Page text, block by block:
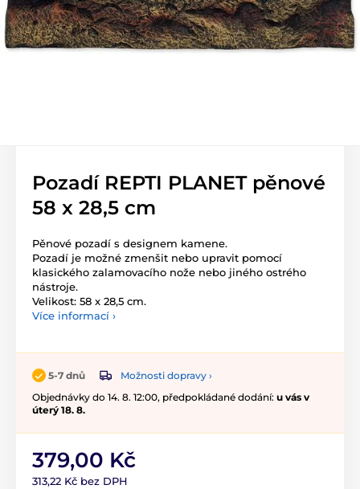
Pozadí REPTI PLANET pěnové
58 x 28,5 cm
Pěnové pozadí s designem kamene.
Pozadí je možné zmenšit nebo upravit pomocí
klasického zalamovacího nože nebo jiného ostrého
nástroje.
Velikost: 58 x 28,5 cm.
Více informací ›
5-7 dnů
Možnosti dopravy ›
Objednávky do 14. 8. 12:00, předpokládané dodání: u vás v
úterý 18. 8.
379,00 Kč
313,22 Kč bez DPH